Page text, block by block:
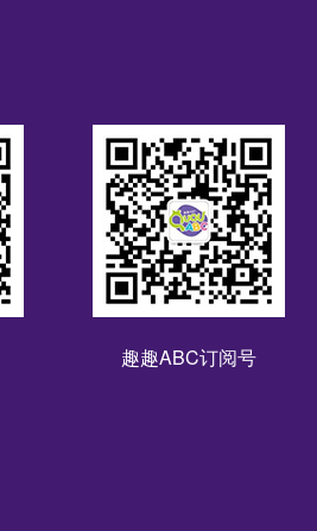
趣趣ABC订阅号